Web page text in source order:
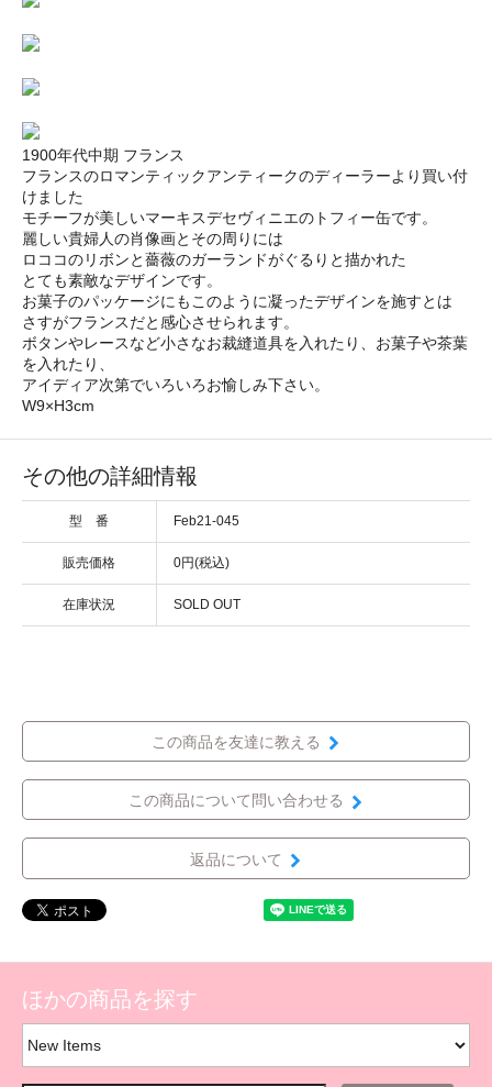
1900年代中期 フランス
フランスのロマンティックアンティークのディーラーより買い付
けました
モチーフが美しいマーキスデセヴィニエのトフィー缶です。
麗しい貴婦人の肖像画とその周りには
ロココのリボンと薔薇のガーランドがぐるりと描かれた
とても素敵なデザインです。
お菓子のパッケージにもこのように凝ったデザインを施すとは
さすがフランスだと感心させられます。
ボタンやレースなど小さなお裁縫道具を入れたり、お菓子や茶葉
を入れたり、
アイディア次第でいろいろお愉しみ下さい。
W9×H3cm
その他の詳細情報
型 番 Feb21-045
販売価格 0円(税込)
在庫状況 SOLD OUT
この商品を友達に教える
この商品について問い合わせる
返品について
ほかの商品を探す